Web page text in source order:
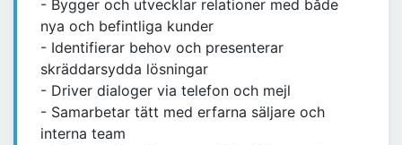
- Bygger och utvecklar relationer med både
nya och befintliga kunder
- Identifierar behov och presenterar
skräddarsydda lösningar
- Driver dialoger via telefon och mejl
- Samarbetar tätt med erfarna säljare och
interna team